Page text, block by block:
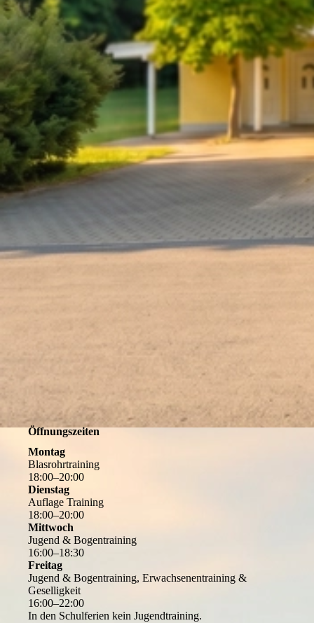
Öffnungszeiten
Montag
Blasrohrtraining
18:00–20:00
Dienstag
Auflage Training
18:00–20:00
Mittwoch
Jugend & Bogentraining
16:00–18:30
Freitag
Jugend & Bogentraining, Erwachsenentraining &
Geselligkeit
16:00–22:00
In den Schulferien kein Jugendtraining.